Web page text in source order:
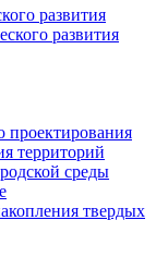
развития
развития
проектирования
территорий
среды
твердых